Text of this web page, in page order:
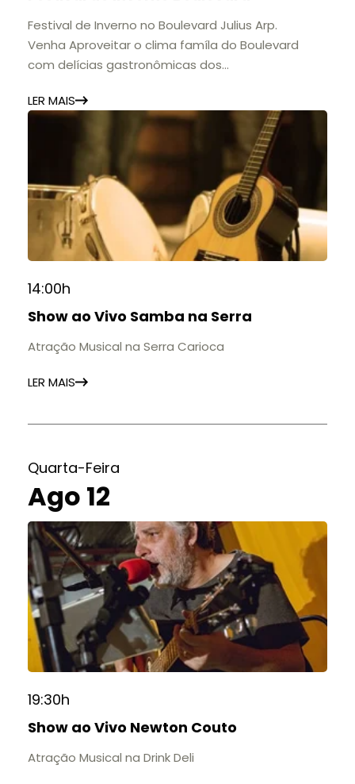
🎟️ Entrada gratuita.
Festival de Inverno no Boulevard Julius Arp.
Venha Aproveitar o clima famíla do Boulevard
com delícias gastronômicas dos
LER MAIS
14:00h
Show ao Vivo Samba na Serra
Atração Musical na Serra Carioca
LER MAIS
Quarta-Feira
Ago 12
19:30h
Show ao Vivo Newton Couto
Atração Musical na Drink Deli